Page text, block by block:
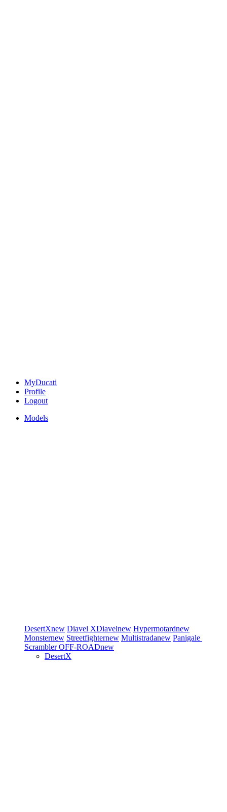
MyDucati
Profile
Logout
Models
DesertXnew Diavel XDiavelnew Hypermotardnew
Monsternew Streetfighternew Multistradanew Panigale
ScramblerOFF-ROADnew
DesertX